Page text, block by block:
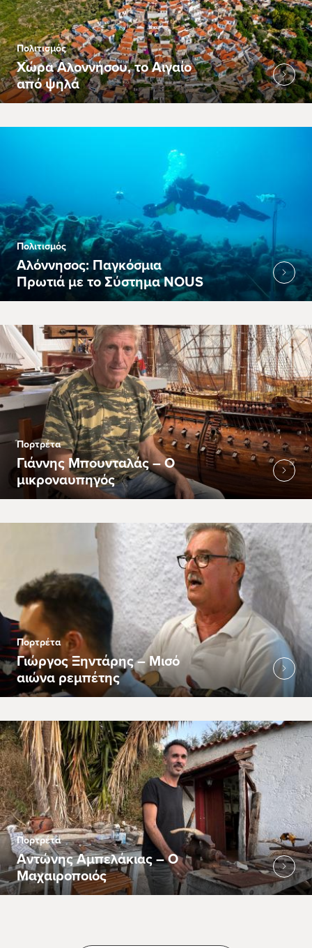
Πολιτισμός
Χώρα Αλοννήσου, το Αιγαίο
από ψηλά
Πολιτισμός
Αλόννησος: Παγκόσμια
Πρωτιά με το Σύστημα NOUS
Πορτρέτα
Γιάννης Μπουνταλάς – Ο
μικροναυπηγός
Πορτρέτα
Γιώργος Ξηντάρης – Μισό
αιώνα ρεμπέτης
Πορτρέτα
Αντώνης Αμπελάκιας – Ο
Μαχαιροποιός